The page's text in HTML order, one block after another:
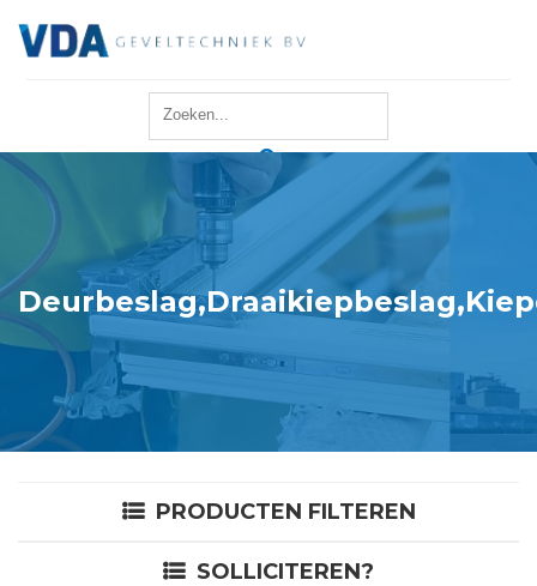
Reparatie
Onderhoud
Merken
Producten
Offerte
PRODUCTEN FILTEREN
SOLLICITEREN?